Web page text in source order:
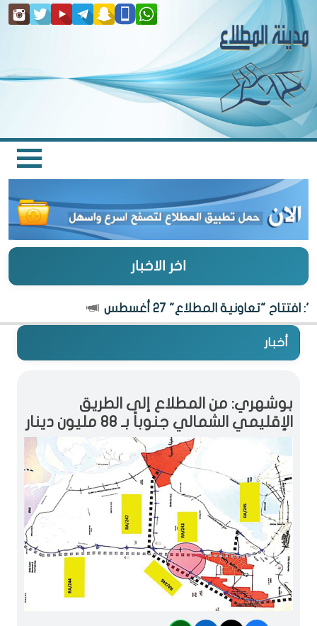
اخر الاخبار
"تعاونية المطلاع" 27 أغسطس
أخبار
بوشهري: من المطلاع إلى الطريق
الإقليمي الشمالي جنوباً بـ 88 مليون دينار